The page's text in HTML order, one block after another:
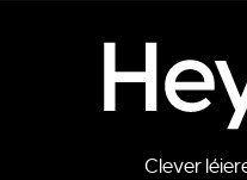
Clever